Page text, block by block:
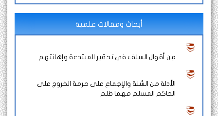
أبحاث ومقالات علمية
مِن أقوال السلف في تحقير المبتدعة وإهانتهم
الأدلة من السُّنة والإجماع على حرمة الخروج على
الحاكم المسلم مهما ظلم